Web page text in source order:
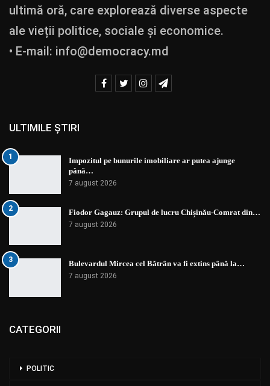
ultimă oră, care explorează diverse aspecte
ale vieții politice, sociale și economice.
• E-mail: info@democracy.md
ULTIMILE ȘTIRI
1
Impozitul pe bunurile imobiliare ar putea ajunge
până…
7 august 2026
2 Fiodor Gagauz: Grupul de lucru Chișinău-Comrat din…
7 august 2026
3 Bulevardul Mircea cel Bătrân va fi extins până la…
7 august 2026
CATEGORII
POLITIC